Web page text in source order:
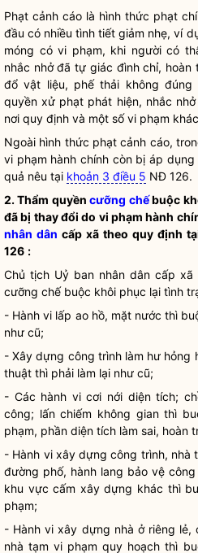
Phạt cảnh cáo là hình thức phạt
đầu có nhiều tình tiết giảm nhẹ, ví
móng có vi phạm, khi người có
nhắc nhở đã tự giác đình chỉ,
đổ vật liệu, phế thải không
quyền xử phạt phát hiện, nhắc
nơi quy định và một số vi phạm
Ngoài hình thức phạt cảnh cáo,
vi phạm hành chính còn bị áp
quả nêu tại khoản 3 điều 5 NĐ 126.
2. Thẩm quyền cưỡng chếbuộc
đã bị thay đổi do vi phạm hành
nhân dân cấp xã theo quy định
126 :
Chủ tịch Uỷ ban nhân dân cấp xã
cưỡng chếbuộc khôi phục lại tình
- Hành vi lấp ao hồ, mặt nước thì
như cũ;
- Xây dựng công trình làm hư hỏng
thuật thì phải làm lại như cũ;
- Các hành vi cơi nới diện tích;
công; lấn chiếm không gian thì
phạm, phần diện tích làm sai, hoàn
- Hành vi xây dựng công trình, nhà
đường phố, hành lang bảo vệ
khu vực cấm xây dựng khác thì
phạm;
- Hành vi xây dựng nhà ở riêng
nhà tạm vi phạm quy hoạch thì